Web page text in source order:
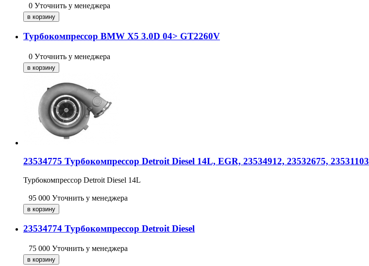
0 Уточнить у менеджера
Турбокомпрессор BMW X5 3.0D 04> GT2260V
0 Уточнить у менеджера
23534775 Турбокомпрессор Detroit Diesel 14L, EGR, 23534912, 23532675, 23531103
Турбокомпрессор Detroit Diesel 14L
95 000 Уточнить у менеджера
23534774 Турбокомпрессор Detroit Diesel
75 000 Уточнить у менеджера